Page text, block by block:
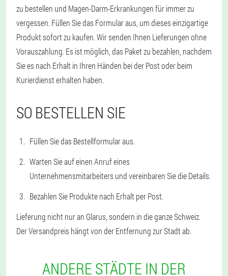
zu bestellen und Magen-Darm-Erkrankungen für immer zu
vergessen. Füllen Sie das Formular aus, um dieses einzigartige
Produkt sofort zu kaufen. Wir senden Ihnen Lieferungen ohne
Vorauszahlung. Es ist möglich, das Paket zu bezahlen, nachdem
Sie es nach Erhalt in Ihren Händen bei der Post oder beim
Kurierdienst erhalten haben.
SO BESTELLEN SIE
Füllen Sie das Bestellformular aus.
Warten Sie auf einen Anruf eines
Unternehmensmitarbeiters und vereinbaren Sie die Details.
Bezahlen Sie Produkte nach Erhalt per Post.
Lieferung nicht nur an Glarus, sondern in die ganze Schweiz.
Der Versandpreis hängt von der Entfernung zur Stadt ab.
ANDERE STÄDTE IN DER